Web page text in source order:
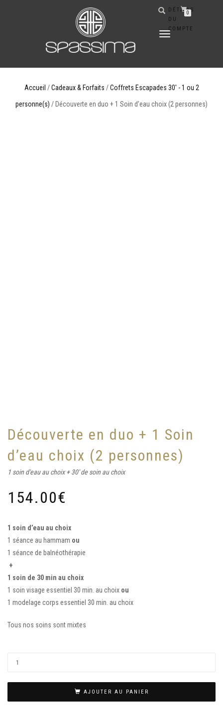
DÉPLIER
DÉTAILS
DU
COMPTE
0
Accueil /Cadeaux & Forfaits /Coffrets Escapades 30' - 1 ou 2
personne(s) / Découverte en duo + 1 Soin d’eau choix (2 personnes)
Découverte en duo + 1 Soin
d’eau choix (2 personnes)
1 soin d'eau au choix + 30' de soin au choix
154.00€
1 soin d’eau au choix
1 séance au hammam ou
1 séance de balnéothérapie
+
1 soin de 30 min au choix
1 soin visage essentiel 30 min. au choix ou
1 modelage corps essentiel 30 min. au choix
Tous nos soins sont mixtes
AJOUTER AU PANIER